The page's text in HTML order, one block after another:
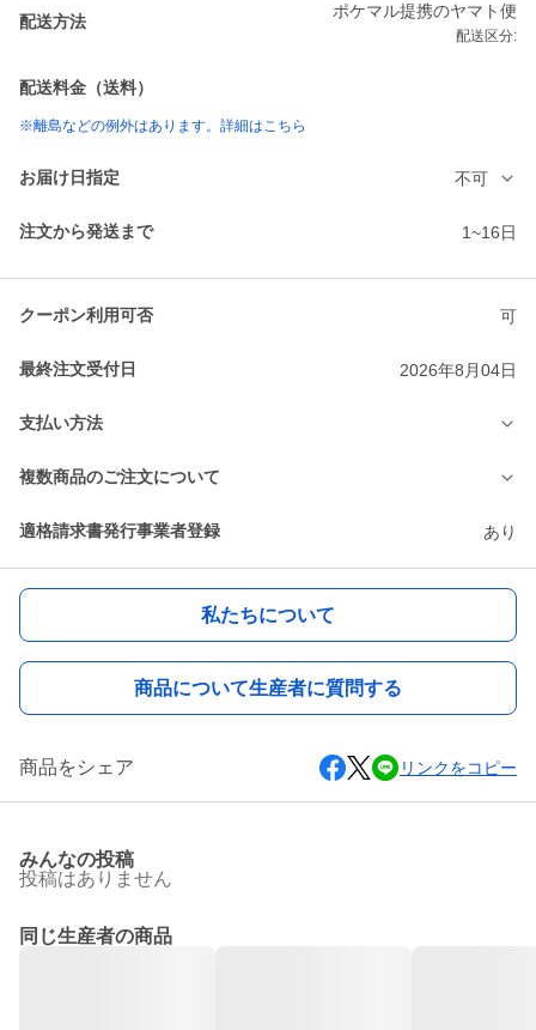
配送方法
ポケマル提携のヤマト便
配送区分:
配送料金（送料）
※離島などの例外はあります。詳細はこちら
お届け日指定 不可
注文から発送まで 1~16日
クーポン利用可否 可
最終注文受付日 2026年8月04日
支払い方法
複数商品のご注文について
適格請求書発行事業者登録 あり
私たちについて
商品について生産者に質問する
商品をシェア リンクをコピー
みんなの投稿
投稿はありません
同じ生産者の商品